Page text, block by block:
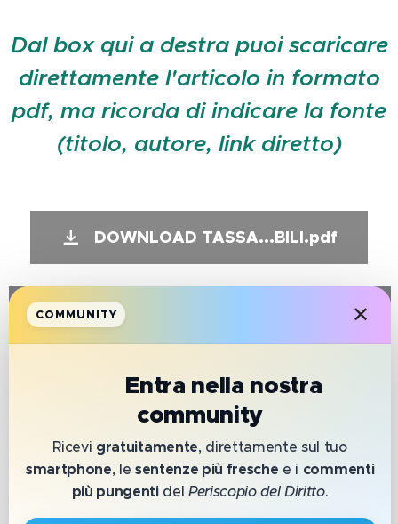
Dal box qui a destra puoi scaricare
direttamente l'articolo in formato
pdf, ma ricorda di indicare la fonte
(titolo, autore, link diretto)
DOWNLOAD TASSA...BILI.pdf
COMMUNITY ✕
Entra nella nostra
community
Ricevi gratuitamente, direttamente sul tuo
smartphone, le sentenze più fresche e i commenti
più pungentidelPeriscopio del Diritto.
HAI BISOGNO
DI